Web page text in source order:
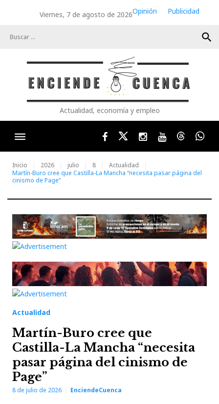
Viernes, 7 de agosto de 2026Opinión
Publicidad
search
Actualidad, economía y empleo
FacebookTwitterInstagram
YoutubeThreads
Inicio 2026 julio 8
Actualidad
Martín-Buro cree que Castilla-La Mancha “necesita pasar página del
cinismo de Page”
Actualidad
Martín-Buro cree que
Castilla-La Mancha “necesita
pasar página del cinismo de
Page”
8 de julio de 2026 EnciendeCuenca